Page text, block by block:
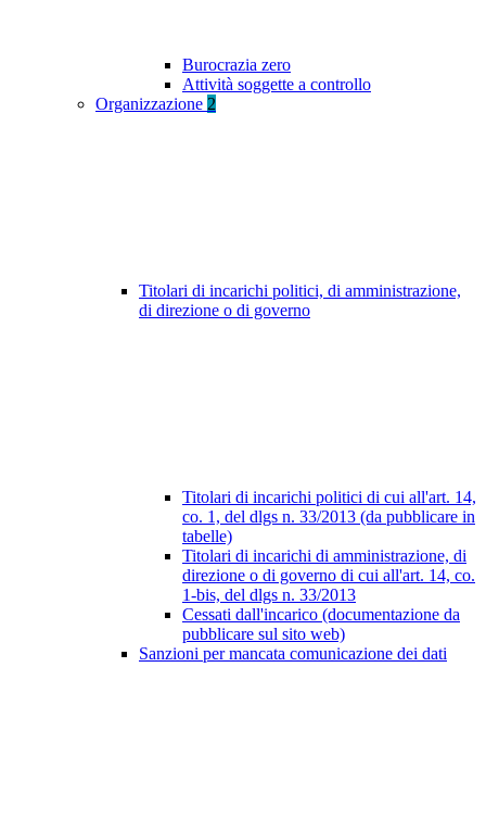
Burocrazia zero
Attività soggette a controllo
Organizzazione 2
Titolari di incarichi politici, di amministrazione,
di direzione o di governo
Titolari di incarichi politici di cui all'art. 14,
co. 1, del dlgs n. 33/2013 (da pubblicare in
tabelle)
Titolari di incarichi di amministrazione, di
direzione o di governo di cui all'art. 14, co.
1-bis, del dlgs n. 33/2013
Cessati dall'incarico (documentazione da
pubblicare sul sito web)
Sanzioni per mancata comunicazione dei dati